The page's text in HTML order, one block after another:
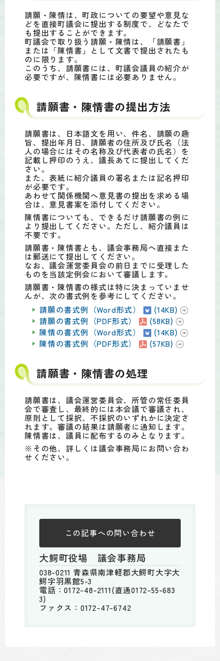
請願・陳情は、町政についての要望や意見な
どを直接町議会に提出する制度で、どなたで
も提出することができます。
町議会で取り扱う請願・陳情は、「請願書」
または「陳情書」として文書で提出されたも
のに限ります。
このうち、請願書には、町議会議員の紹介が
必要ですが、陳情書には必要ありません。
請願書・陳情書の提出方法
請願書は、日本語文を用い、件名、請願の趣
旨、提出年月日、請願者の住所及び氏名（法
人の場合にはその名称及び代表者の氏名）を
記載し押印のうえ、議長あてに提出してくだ
さい。
また、表紙に紹介議員の署名または記名押印
が必要です。
あわせて関係機関へ意見書の提出を求める場
合は、意見書案を添付してください。
陳情書についても、できるだけ請願書の例に
より提出してください。ただし、紹介議員は
不要です。
請願書・陳情書とも、議会事務局へ直接また
は郵送にて提出してください。
なお、議会運営委員会の前日までに受理した
ものを当該定例会において審議します。
請願書・陳情書の様式は特に決まっていませ
んが、次の書式例を参考にしてください。
請願の書式例（Word形式）
(14KB)
請願の書式例（PDF形式）
(58KB)
陳情の書式例（Word形式）
(14KB)
陳情の書式例（PDF形式）
(57KB)
請願書・陳情書の処理
請願書は、議会運営委員会、所管の常任委員
会で審査し、最終的には本会議で審議され、
原則として採択、不採択のいずれかに決定さ
れます。審議の結果は請願者に通知します。
陳情書は、議員に配布するのみとなります。
※その他、詳しくは議会事務局にお問い合わ
せください。
この記事への問い合わせ
大鰐町役場 議会事務局
038-0211 青森県南津軽郡大鰐町大字大
鰐字羽黒館5-3
電話：0172-48-2111(直通0172-55-683
3)
ファクス：0172-47-6742